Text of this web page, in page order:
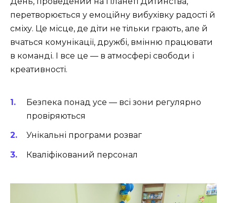
перетворюється у емоційну вибухівку радості й
сміху. Це місце, де діти не тільки грають, але й
вчаться комунікації, дружбі, вмінню працювати
в команді. І все це — в атмосфері свободи і
креативності.
Безпека понад усе — всі зони регулярно
провіряються
Унікальні програми розваг
Кваліфікований персонал